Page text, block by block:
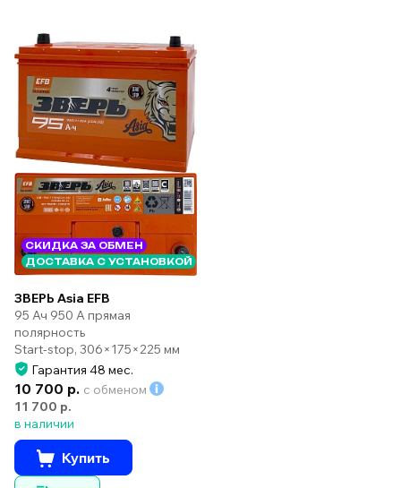
СКИДКА ЗА ОБМЕН
ДОСТАВКА С УСТАНОВКОЙ
ЗВЕРЬ Asia EFB
95 Ач 950 А прямая
полярность
Start-stop, 306×175×225 мм
Гарантия 48 мес.
10 700 р. с обменом
11 700 р.
в наличии
Купить